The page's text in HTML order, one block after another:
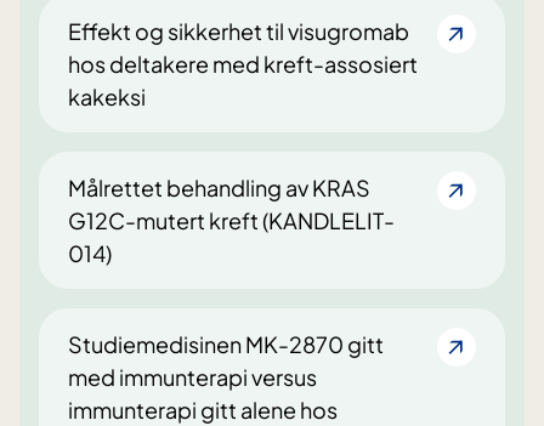
Effekt og sikkerhet til visugromab
hos deltakere med kreft-assosiert
kakeksi
Målrettet behandling av KRAS
G12C-mutert kreft (KANDLELIT-
014)
Studiemedisinen MK-2870 gitt
med immunterapi versus
immunterapi gitt alene hos